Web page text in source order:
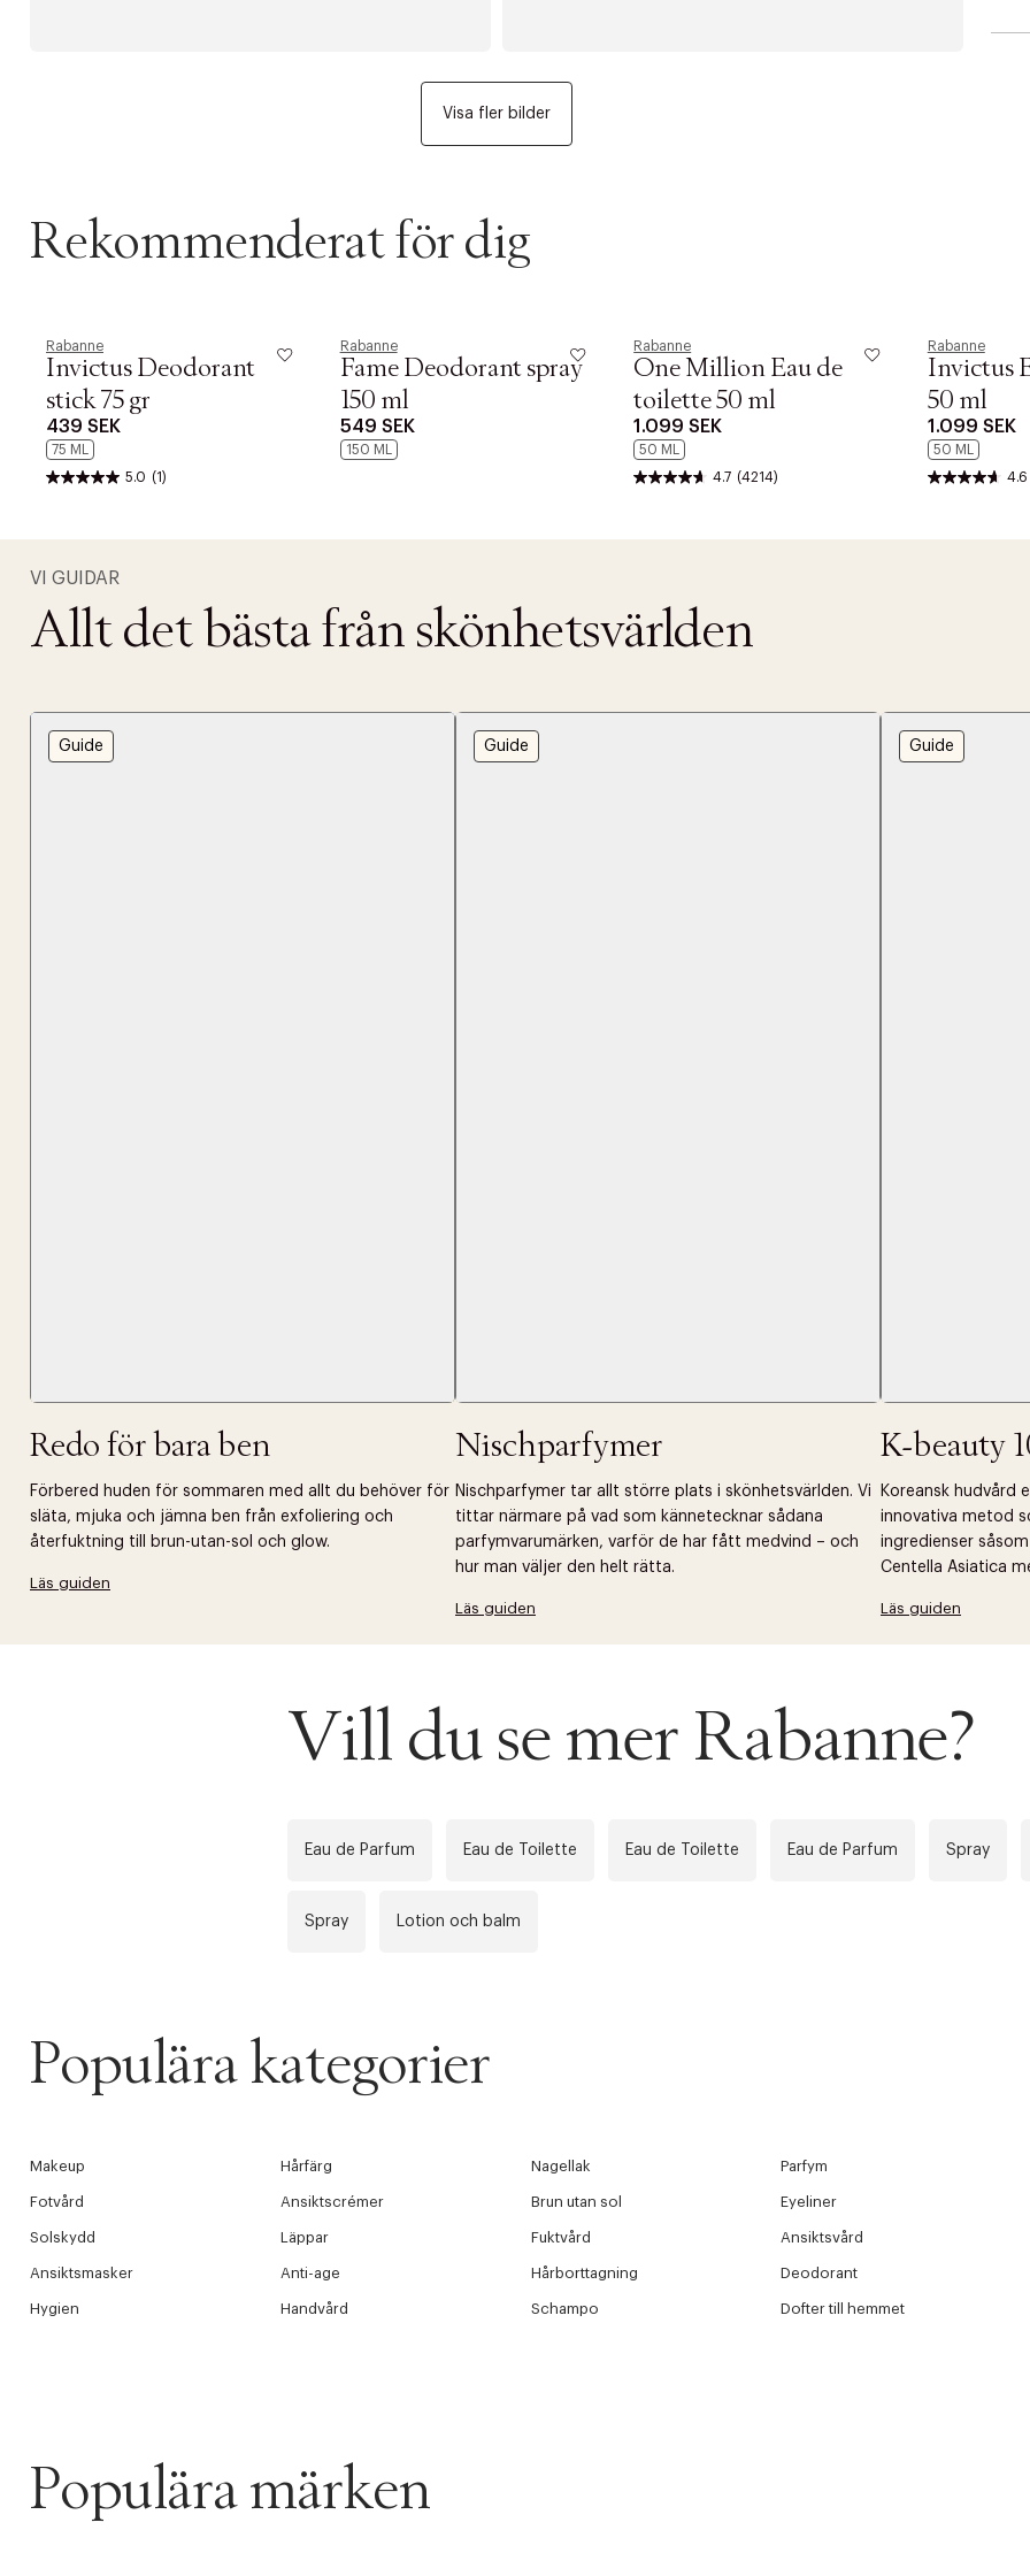
Visa fler bilder
Rekommenderat för dig
Rabanne
Invictus Deodorant
stick 75 gr
439 SEK
75 ML
5.0 (1)
Rabanne
Fame Deodorant spray
150 ml
549 SEK
150 ML
Rabanne
One Million Eau de
toilette 50 ml
1.099 SEK
50 ML
4.7 (4214)
Rabanne
Invictus
50 ml
1.099 SEK
50 ML
4.6
VI GUIDAR
Allt det bästa från skönhetsvärlden
Guide
Redo för bara ben
Förbered huden för sommaren med allt du behöver för
släta, mjuka och jämna ben från exfoliering och
återfuktning till brun-utan-sol och glow.
Läs guiden
Guide
Nischparfymer
Nischparfymer tar allt större plats i skönhetsvärlden. Vi
tittar närmare på vad som kännetecknar sådana
parfymvarumärken, varför de har fått medvind – och
hur man väljer den helt rätta.
Läs guiden
Guide
K-beauty
Koreansk hudvård
innovativa metod
ingredienser
Centella Asiatica
Läs guiden
Vill du se mer Rabanne?
Eau de Parfum Eau de Toilette Eau de Toilette Eau de Parfum Spray
Spray Lotion och balm
Populära kategorier
Makeup Hårfärg Nagellak Parfym
Fotvård Ansiktscrémer Brun utan sol Eyeliner
Solskydd Läppar Fuktvård Ansiktsvård
Ansiktsmasker Anti-age Hårborttagning Deodorant
Hygien Handvård Schampo Dofter till hemmet
Populära märken